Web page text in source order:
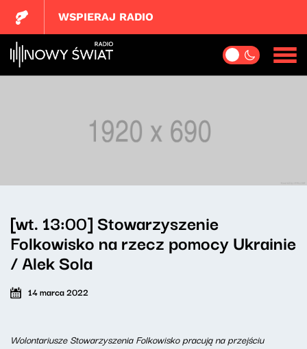
WSPIERAJ RADIO
[wt. 13:00] Stowarzyszenie
Folkowisko na rzecz pomocy Ukrainie
/ Alek Sola
14 marca 2022
Wolontariusze Stowarzyszenia Folkowisko pracują na przejściu